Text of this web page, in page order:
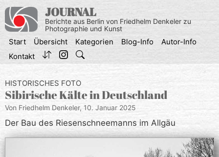
Inhalt
springen
JOURNAL
Berichte aus Berlin von Friedhelm Denkeler zu
Photographie und Kunst
Start Übersicht Kategorien Blog-Info
Autor-Info
Kontakt
HISTORISCHES FOTO
Sibirische Kälte in Deutschland
Von Friedhelm Denkeler, 10. Januar 2025
Der Bau des Riesenschneemanns im Allgäu